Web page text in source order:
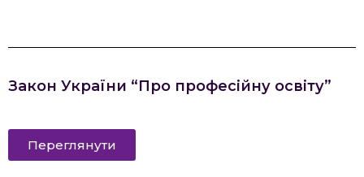
Закон України “Про професійну освіту”
Переглянути